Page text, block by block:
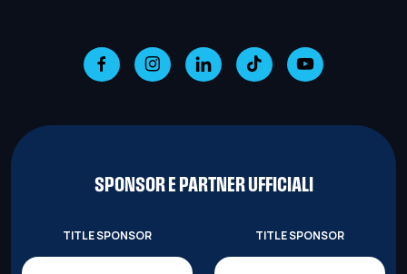
SPONSOR E PARTNER UFFICIALI
TITLE SPONSOR TITLE SPONSOR